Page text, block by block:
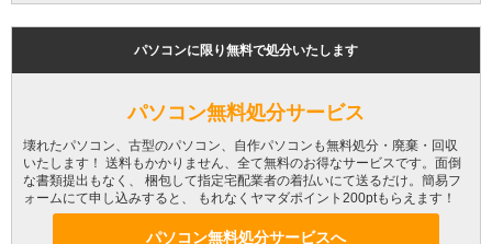
パソコンに限り無料で処分いたします
パソコン無料処分サービス
壊れたパソコン、古型のパソコン、自作パソコンも無料処分・廃棄・回収
いたします！ 送料もかかりません、全て無料のお得なサービスです。面倒
な書類提出もなく、 梱包して指定宅配業者の着払いにて送るだけ。簡易フ
ォームにて申し込みすると、 もれなくヤマダポイント200ptもらえます！
パソコン無料処分サービスへ